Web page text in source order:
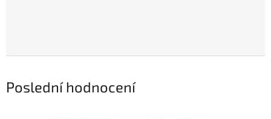
Poslední hodnocení